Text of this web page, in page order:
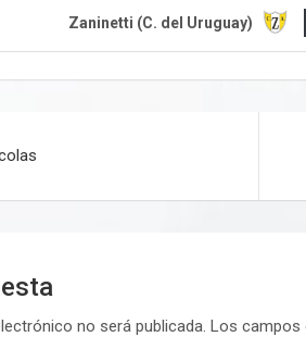
Zaninetti (C. del Uruguay)
no será publicada. Los campos